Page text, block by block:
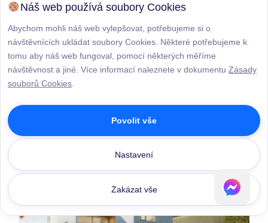
Náš web používá soubory Cookies
Abychom mohli náš web vylepšovat, potřebujeme si o
návštěvnících ukládat soubory Cookies. Některé potřebujeme k
tomu aby náš web fungoval, pomocí některých měříme
návštěvnost a jiné. Více informací naleznete v dokumentu Zásady
souborů Cookies
Povolit vše
Nastavení
Zakázat vše